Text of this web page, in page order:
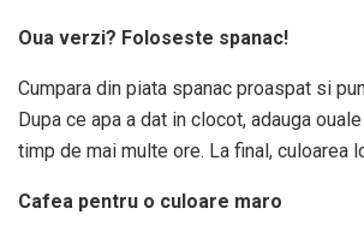
Oua verzi? Foloseste spanac!
Cumpara din piata spanac proaspat si
Dupa ce apa a dat in clocot, adauga
timp de mai multe ore. La final, culoarea
Cafea pentru o culoare maro